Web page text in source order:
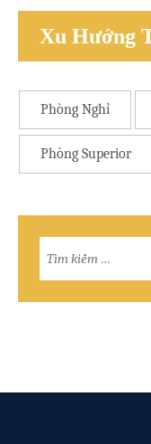
Xu Hướng
Phòng Nghỉ
Phòng Superior